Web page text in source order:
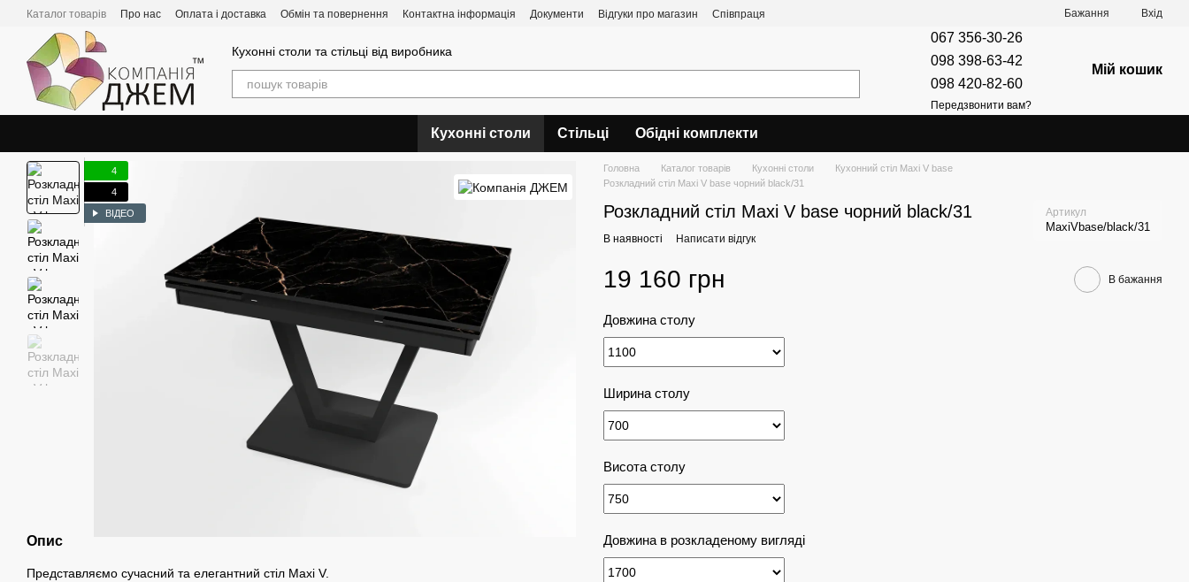
Перейти до основного контенту
Каталог товарів Про нас Оплата і доставка Обмін та повернення Контактна інформація Документи Відгуки про магазин Співпраця Бажання Вхід
Кухонні столи та стільці від виробника
067 356-30-26
098 398-63-42
098 420-82-60
Передзвонити вам?
Мій кошик
Кухонні столи Стільці Обідні комплекти
4
4
ВІДЕО
Опис
Представляємо сучасний та елегантний стіл Maxi V.
Головна Каталог товарів Кухонні столи
Кухонний стіл Maxi V base
Розкладний стіл Maxi V base чорний black/31
Розкладний стіл Maxi V base чорний black/31 Артикул
MaxiVbase/black/31
В наявності Написати відгук
19 160 грн В бажання
Довжина столу
Ширина столу
Висота столу
Довжина в розкладеному вигляді